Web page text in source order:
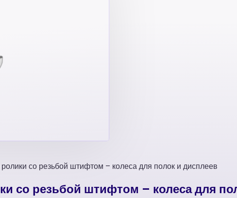
со резьбой штифтом – колеса для полок и дисплеев
со резьбой штифтом – колеса для